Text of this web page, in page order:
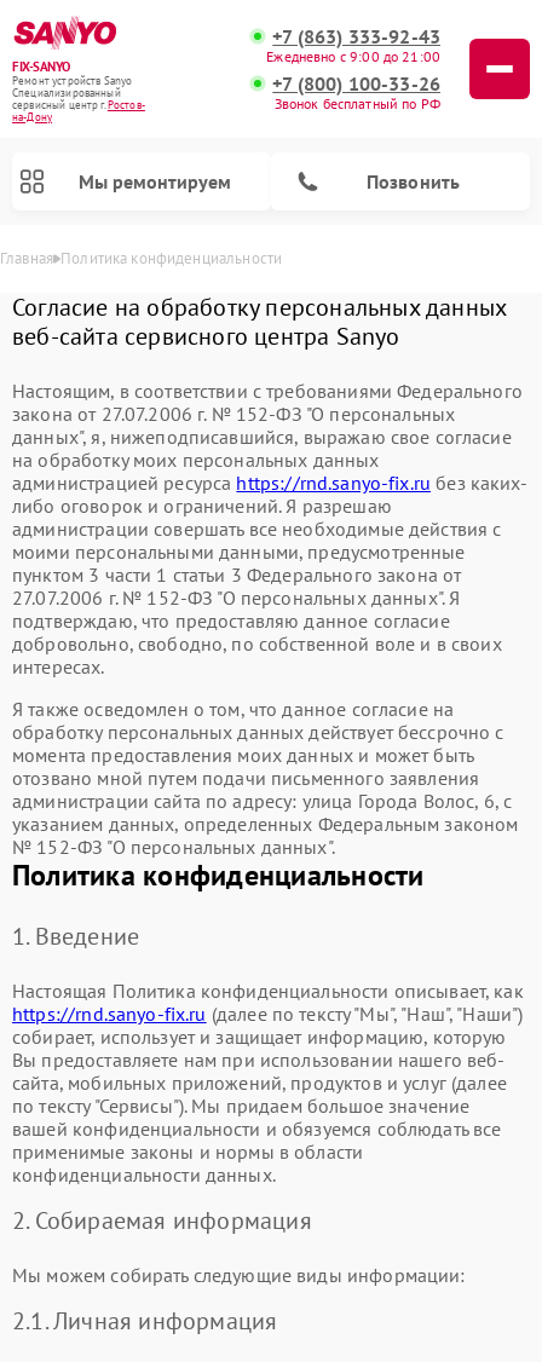
FIX-SANYO
Ремонт устройств Sanyo
Специализированный
cервисный центр г.Ростов-
на-Дону
+7 (863) 333-92-43
Ежедневно с 9:00 до 21:00
+7 (800) 100-33-26
Звонок бесплатный по РФ
Мы ремонтируем Позвонить
Главная Политика конфиденциальности
Согласие на обработку персональных данных
веб-сайта сервисного центра Sanyo
Настоящим, в соответствии с требованиями Федерального
закона от 27.07.2006 г. № 152-ФЗ "О персональных
данных", я, нижеподписавшийся, выражаю свое согласие
на обработку моих персональных данных
администрацией ресурса https://rnd.sanyo-fix.ru без каких-
либо оговорок и ограничений. Я разрешаю
администрации совершать все необходимые действия с
моими персональными данными, предусмотренные
пунктом 3 части 1 статьи 3 Федерального закона от
27.07.2006 г. № 152-ФЗ "О персональных данных". Я
подтверждаю, что предоставляю данное согласие
добровольно, свободно, по собственной воле и в своих
интересах.
Я также осведомлен о том, что данное согласие на
обработку персональных данных действует бессрочно с
момента предоставления моих данных и может быть
отозвано мной путем подачи письменного заявления
администрации сайта по адресу: улица Города Волос, 6, с
указанием данных, определенных Федеральным законом
№ 152-ФЗ "О персональных данных".
Политика конфиденциальности
1. Введение
Настоящая Политика конфиденциальности описывает, как
https://rnd.sanyo-fix.ru (далее по тексту "Мы", "Наш", "Наши")
собирает, использует и защищает информацию, которую
Вы предоставляете нам при использовании нашего веб-
сайта, мобильных приложений, продуктов и услуг (далее
по тексту "Сервисы"). Мы придаем большое значение
вашей конфиденциальности и обязуемся соблюдать все
применимые законы и нормы в области
конфиденциальности данных.
2. Собираемая информация
Мы можем собирать следующие виды информации:
2.1. Личная информация